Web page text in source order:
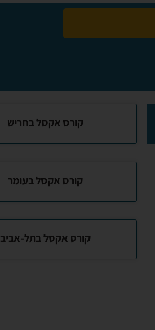
קורס אקסל בחריש
קורס אקסל בעומר
קורס אקסל בתל-אביב